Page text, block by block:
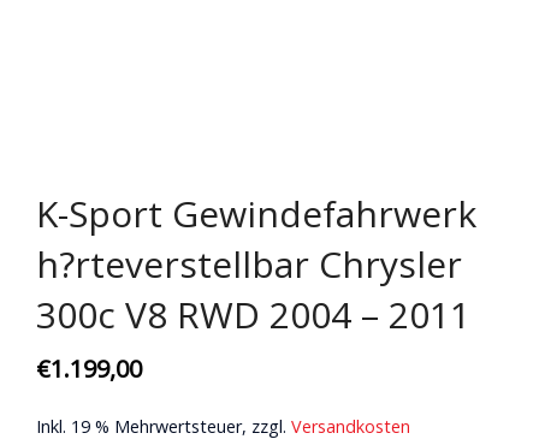
K-Sport Gewindefahrwerk
h?rteverstellbar Chrysler
300c V8 RWD 2004 – 2011
€1.199,00
Inkl. 19 % Mehrwertsteuer, zzgl. Versandkosten